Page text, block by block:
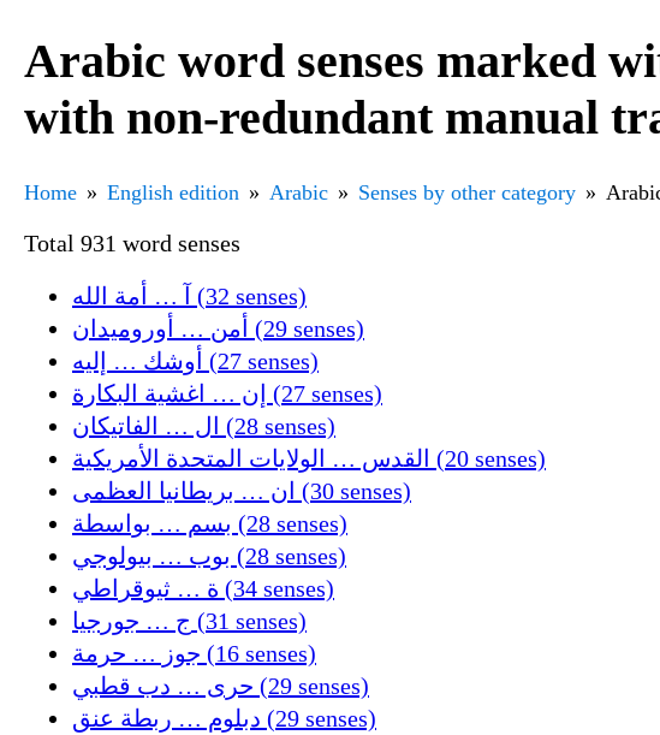
Arabic word senses marked
with non-redundant manual
Home English edition Arabic Senses by other category
Total 931 word senses
آ … أمة الله (32 senses)
أمن … أوروميدان (29 senses)
أوشك … إليه (27 senses)
إن … اغشية البكارة (27 senses)
ال … الفاتيكان (28 senses)
القدس … الولايات المتحدة الأمريكية (20 senses)
ان … بريطانيا العظمى (30 senses)
بسم … بواسطة (28 senses)
بوب … بيولوجي (28 senses)
ة … ثيوقراطي (34 senses)
ج … جورجيا (31 senses)
جوز … حرمة (16 senses)
حرى … دب قطبي (29 senses)
دبلوم … ربطة عنق (29 senses)